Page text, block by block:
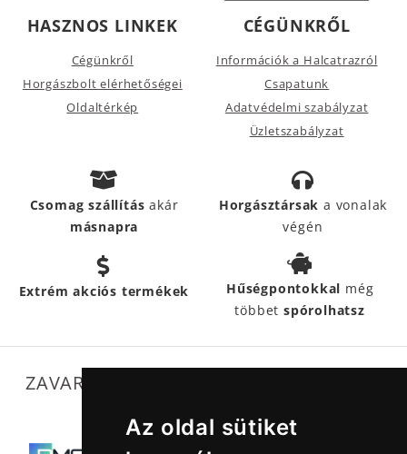
Az oldal sütiket
HASZNOS LINKEK
Cégünkről
Horgászbolt elérhetőségei
Oldaltérkép
CÉGÜNKRŐL
Információk a Halcatrazról
Csapatunk
Adatvédelmi szabályzat
Üzletszabályzat
Csomag szállításakár
másnapra
Horgásztársak a vonalak
végén
Extrém akciós termékek Hűségpontokkal még
többetspórolhatsz
ZAVARTALAN MŰKÖDÉSÜNKET SEGÍTIK